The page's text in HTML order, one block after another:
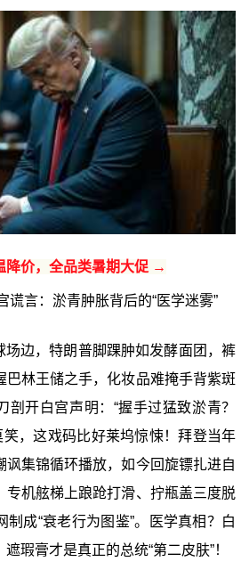
降价，全品类暑期大促 →
谎言：淤青肿胀背后的“医学迷雾”
场边，特朗普脚踝肿如发酵面团，裤
巴林王储之手，化妆品难掩手背紫斑
开白宫声明：“握手过猛致淤青？
笑，这戏码比好莱坞惊悚！拜登当年
讽集锦循环播放，如今回旋镖扎进自
专机舷梯上踉跄打滑、拧瓶盖三度脱
成“衰老行为图鉴”。医学真相？白
瑕膏才是真正的总统“第二皮肤”！